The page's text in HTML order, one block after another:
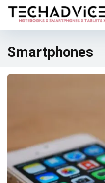
Smartphones